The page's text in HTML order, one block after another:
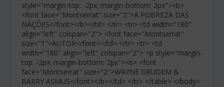
style="margin-top: -2px; margin-bottom: 2px"><b>
<font face="Montserrat" size="2">A POBREZA DAS
NAÇÕES</font></b></td> </tr> <tr> <td width="180"
align="left" colspan="2"> <font face="Montserrat"
size="1">AUTOR</font></td> </tr> <tr> <td
width="180" align="left" colspan="2"> <p style="margin-
top: -2px; margin-bottom: 2px"><b> <font
face="Montserrat" size="2">WAYNE GRUDEM &
BARRY ASMUS</font></b></td> </tr> </table> </body>